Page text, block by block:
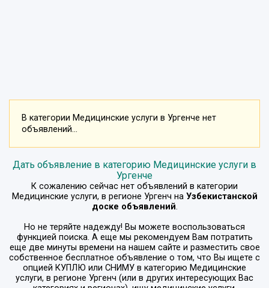
В категории Медицинские услуги в Ургенче нет
объявлений...
Дать объявление в категорию Медицинские услуги в
Ургенче
К сожалению сейчас нет объявлений в категории
Медицинские услуги, в регионе Ургенч на Узбекистанской
доске объявлений.
Но не теряйте надежду! Вы можете воспользоваться
функцией поиска. А еще мы рекомендуем Вам потратить
еще две минуты времени на нашем сайте и разместить свое
собственное бесплатное объявление о том, что Вы ищете с
опцией КУПЛЮ или СНИМУ в категорию Медицинские
услуги, в регионе Ургенч (или в других интересующих Вас